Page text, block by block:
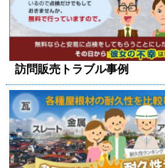
訪問販売トラブル事例